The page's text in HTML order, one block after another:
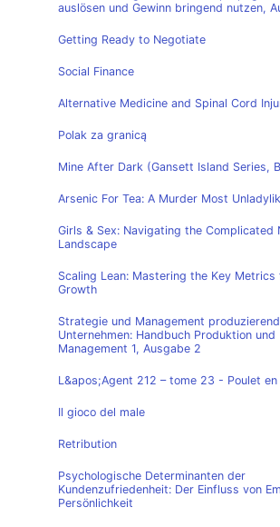
auslösen und Gewinn bringend nutzen,
Getting Ready to Negotiate
Social Finance
Alternative Medicine and Spinal Cord
Polak za granicą
Mine After Dark (Gansett Island Series,
Arsenic For Tea: A Murder Most
Girls & Sex: Navigating the Complicated
Landscape
Scaling Lean: Mastering the Key
Growth
Strategie und Management
Unternehmen: Handbuch Produktion und
Management 1, Ausgabe 2
L&apos;Agent 212 – tome 23 - Poulet en
Il gioco del male
Retribution
Psychologische Determinanten der
Kundenzufriedenheit: Der Einfluss von
Persönlichkeit